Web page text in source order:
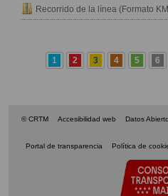
Recorrido de la línea (Formato
1 2 3 4 5 6
© CRTM Accesibilidad web Datos
Portal de transparencia Política de